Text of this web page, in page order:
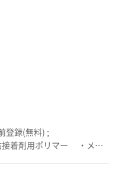
タンポリマー ・アクリ